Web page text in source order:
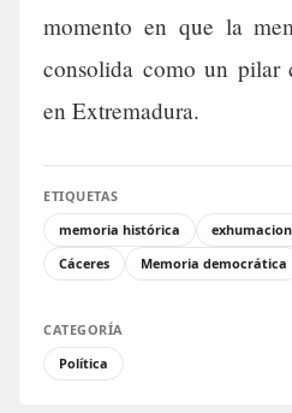
momento en que la
consolida como un
en Extremadura.
ETIQUETAS
memoria histórica
Cáceres
Memoria democrática
CATEGORÍA
Política